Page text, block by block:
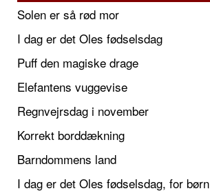
Solen er så rød mor
I dag er det Oles fødselsdag
Puff den magiske drage
Elefantens vuggevise
Regnvejrsdag i november
Korrekt borddækning
Barndommens land
I dag er det Oles fødselsdag, for børn